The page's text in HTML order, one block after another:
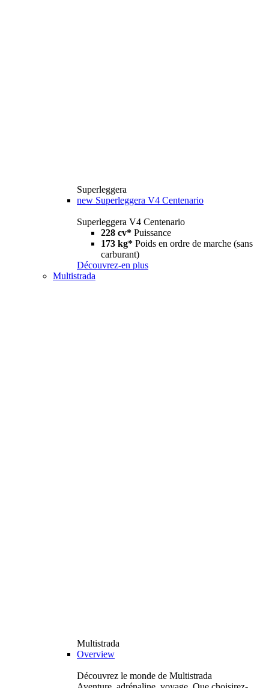
Superleggera
new Superleggera V4 Centenario
Superleggera V4 Centenario
228 cv* Puissance
173 kg* Poids en ordre de marche (sans
carburant)
Découvrez-en plus
Multistrada
Multistrada
Overview
Découvrez le monde de Multistrada